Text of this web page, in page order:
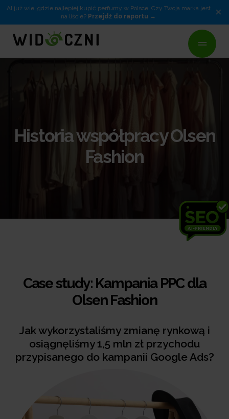
AI już wie, gdzie najlepiej kupić perfumy w Polsce. Czy Twoja marka jest
na liście? Przejdź do raportu ×
Historia współpracy Olsen
Fashion
Case study: Kampania PPC dla
Olsen Fashion
Jak wykorzystaliśmy zmianę rynkową i
osiągnęliśmy 1,5 mln zł przychodu
przypisanego do kampanii Google Ads?